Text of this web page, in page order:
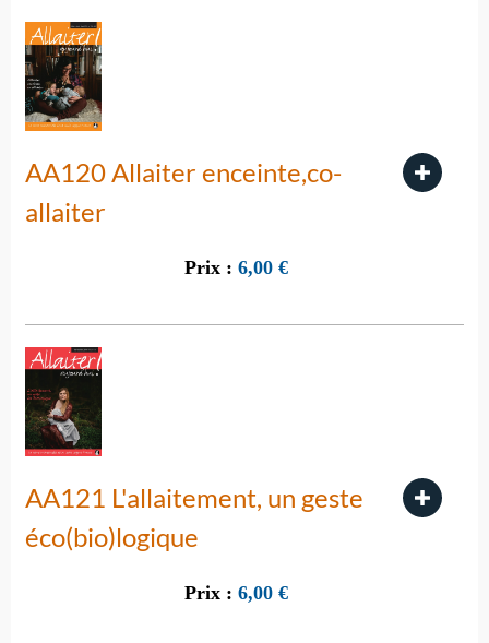
AA120 Allaiter enceinte,co-
allaiter
Prix : 6,00 €
AA121 L'allaitement, un geste
éco(bio)logique
Prix : 6,00 €